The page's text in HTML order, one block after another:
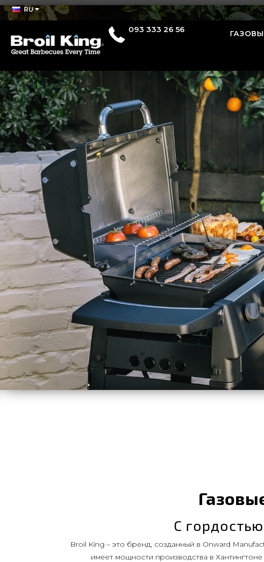
RU
093 333 26 56
C
Broil King – это бренд, созданный в Onward
имеет мощности производства в